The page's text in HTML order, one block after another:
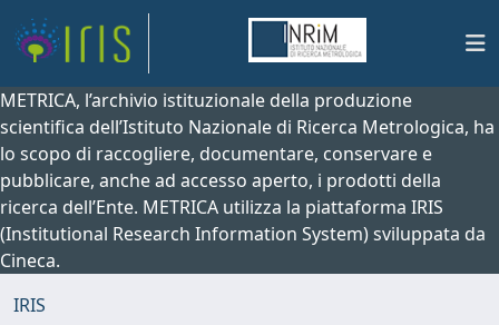
METRICA, l’archivio istituzionale della produzione
scientifica dell’Istituto Nazionale di Ricerca Metrologica, ha
lo scopo di raccogliere, documentare, conservare e
pubblicare, anche ad accesso aperto, i prodotti della
ricerca dell’Ente. METRICA utilizza la piattaforma IRIS
(Institutional Research Information System) sviluppata da
Cineca.
IRIS